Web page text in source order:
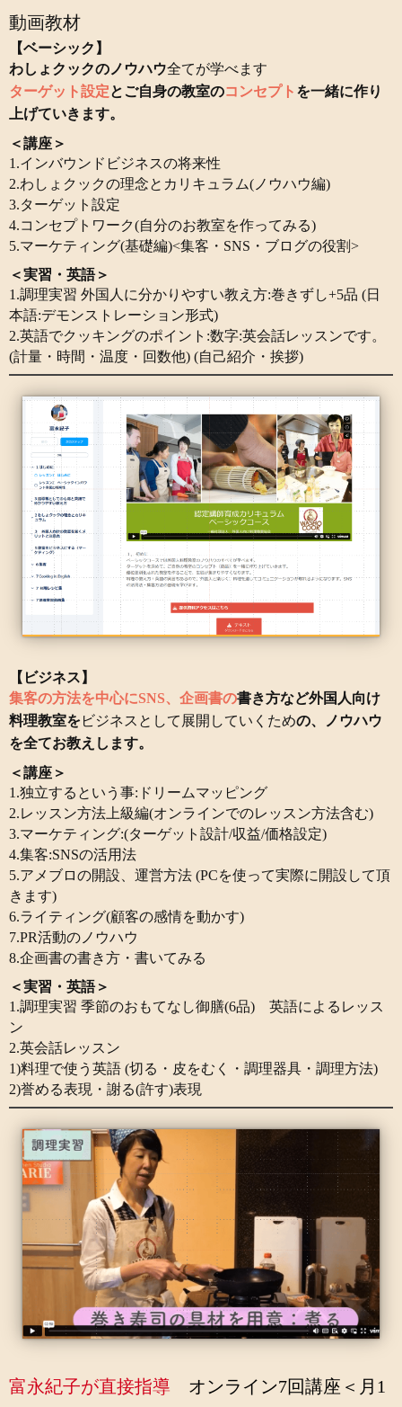
動画教材
【ベーシック】
わしょクックのノウハウ全てが学べます
ターゲット設定とご自身の教室のコンセプト を一緒に作り
上げていきます。
＜講座＞
1.インバウンドビジネスの将来性
2.わしょクックの理念とカリキュラム(ノウハウ編)
3.ターゲット設定
4.コンセプトワーク(自分のお教室を作ってみる)
5.マーケティング(基礎編)<集客・SNS・ブログの役割>
＜実習・英語＞
1.調理実習 外国人に分かりやすい教え方:巻きずし+5品 (日
本語:デモンストレーション形式)
2.英語でクッキングのポイント:数字:英会話レッスンです。
(計量・時間・温度・回数他) (自己紹介・挨拶)
【ビジネス】
集客の方法を中心にSNS、企画書の書き方など外国人向け
料理教室をビジネスとして展開していくための、ノウハウ
を全てお教えします。
＜講座＞
1.独立するという事:ドリームマッピング
2.レッスン方法上級編(オンラインでのレッスン方法含む)
3.マーケティング:(ターゲット設計/収益/価格設定)
4.集客:SNSの活用法
5.アメブロの開設、運営方法 (PCを使って実際に開設して頂
きます)
6.ライティング(顧客の感情を動かす)
7.PR活動のノウハウ
8.企画書の書き方・書いてみる
＜実習・英語＞
1.調理実習 季節のおもてなし御膳(6品) 英語によるレッス
ン
2.英会話レッスン
1)料理で使う英語 (切る・皮をむく・調理器具・調理方法)
2)誉める表現・謝る(許す)表現
富永紀子が直接指導 オンライン7回講座＜月1